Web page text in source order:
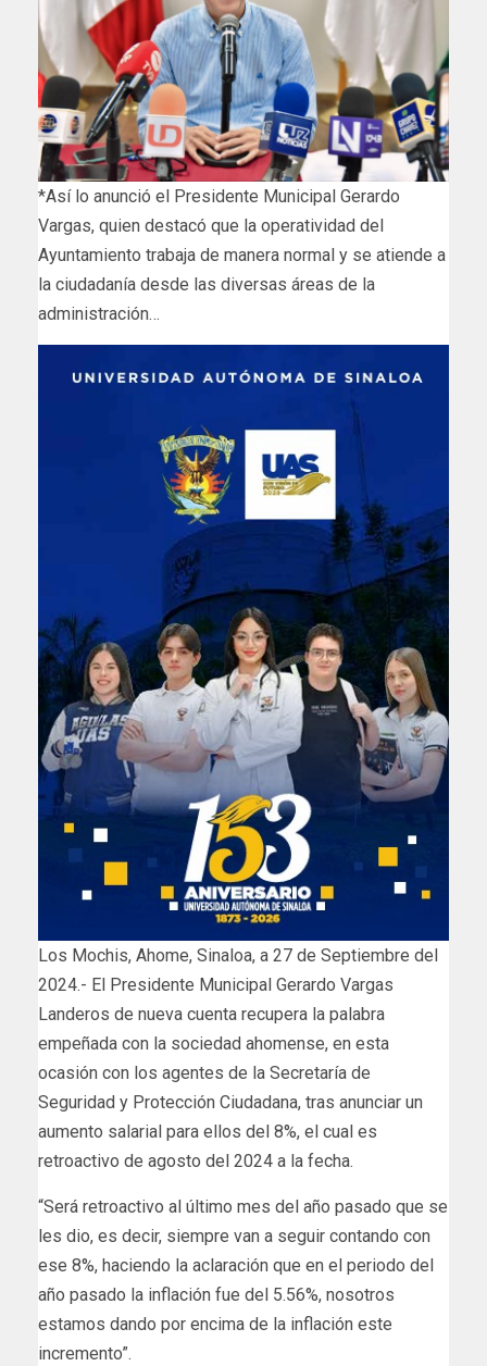
*Así lo anunció el Presidente Municipal Gerardo
Vargas, quien destacó que la operatividad del
Ayuntamiento trabaja de manera normal y se atiende a
la ciudadanía desde las diversas áreas de la
administración…
Los Mochis, Ahome, Sinaloa, a 27 de Septiembre del
2024.- El Presidente Municipal Gerardo Vargas
Landeros de nueva cuenta recupera la palabra
empeñada con la sociedad ahomense, en esta
ocasión con los agentes de la Secretaría de
Seguridad y Protección Ciudadana, tras anunciar un
aumento salarial para ellos del 8%, el cual es
retroactivo de agosto del 2024 a la fecha.
“Será retroactivo al último mes del año pasado que se
les dio, es decir, siempre van a seguir contando con
ese 8%, haciendo la aclaración que en el periodo del
año pasado la inflación fue del 5.56%, nosotros
estamos dando por encima de la inflación este
incremento”.